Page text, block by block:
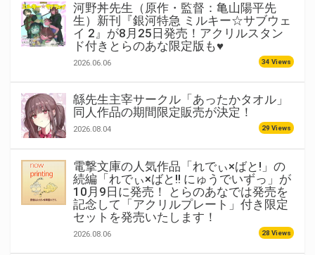
河野丼先生（原作・監督：亀山陽平先
生）新刊『銀河特急 ミルキー☆サブウェ
イ 2』が8月25日発売！アクリルスタン
ド付きとらのあな限定版も♥
2026.06.06 34 Views
緜先生主宰サークル「あったかタオル」
同人作品の期間限定販売が決定！
2026.08.04 29 Views
電撃文庫の人気作品「れでぃ×ばと!」の
続編「れでぃ×ばと!! にゅうでいずっ」が
10月9日に発売！ とらのあなでは発売を
記念して「アクリルプレート」付き限定
セットを発売いたします！
2026.08.06 28 Views